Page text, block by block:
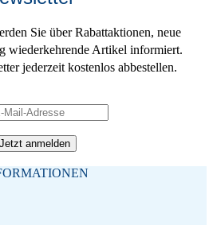
Sie über Rabattaktionen, neue
wiederkehrende Artikel informiert.
jederzeit kostenlos abbestellen.